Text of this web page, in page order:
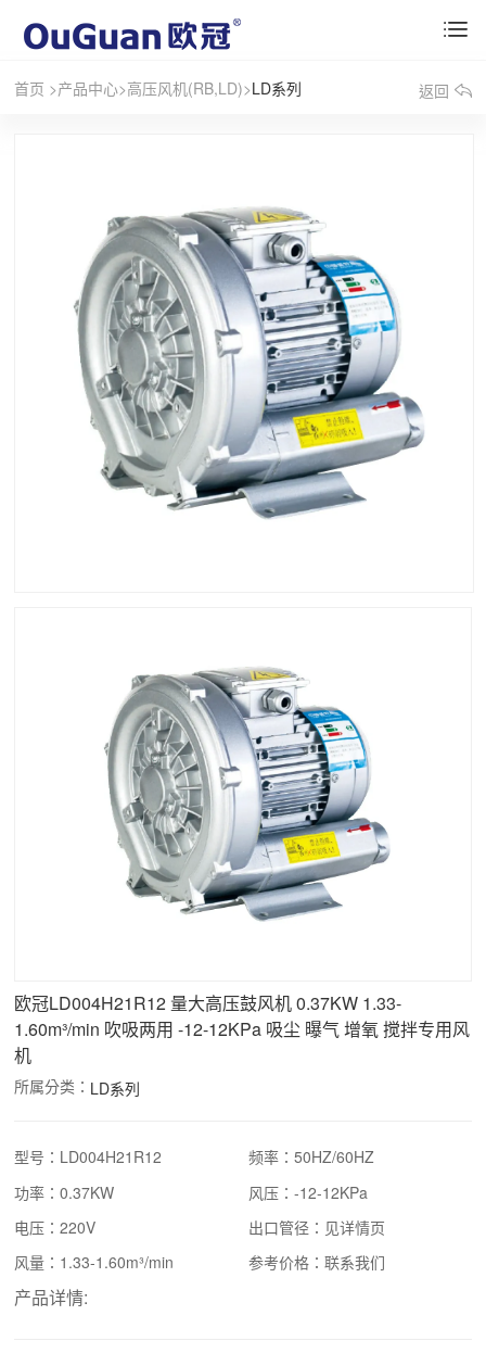
首页 >产品中心>高压风机(RB,LD)>LD系列 返回
欧冠LD004H21R12 量大高压鼓风机 0.37KW 1.33-
1.60m³/min 吹吸两用 -12-12KPa 吸尘 曝气 增氧 搅拌专用风
机
所属分类： LD系列
型号：LD004H21R12
功率：0.37KW
电压：220V
风量：1.33-1.60m³/min
频率：50HZ/60HZ
风压：-12-12KPa
出口管径：见详情页
参考价格：联系我们
产品详情: